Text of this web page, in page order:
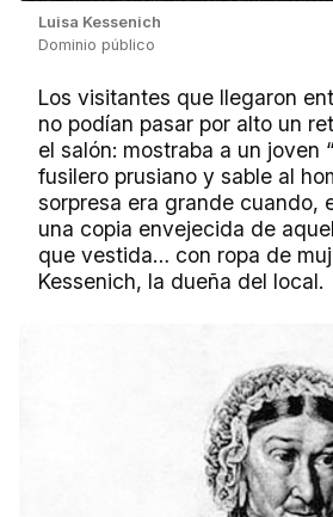
Luisa Kessenich
Dominio público
Los visitantes que llegaron
no podían pasar por alto un
el salón: mostraba a un joven
fusilero prusiano y sable al
sorpresa era grande cuando,
una copia envejecida de
que vestida… con ropa de
Kessenich, la dueña del local.